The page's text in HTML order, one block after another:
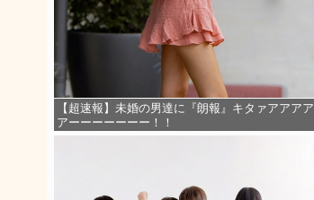
【超速報】未婚の男達に『朗報』キタァアアアア
アーーーーーーー！！